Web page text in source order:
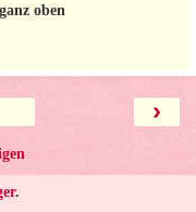
oben
›
.